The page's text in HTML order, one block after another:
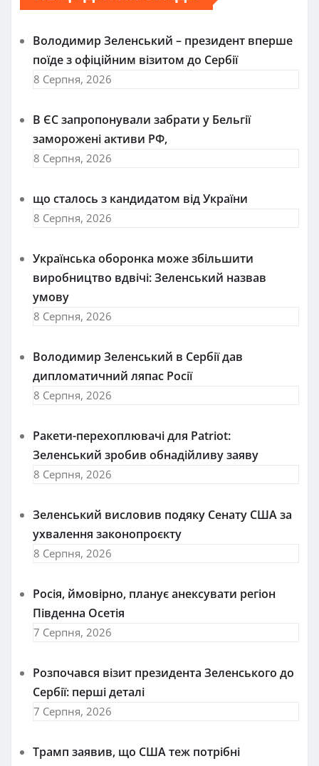
Володимир Зеленський – президент вперше
поїде з офіційним візитом до Сербії
8 Серпня, 2026
В ЄС запропонували забрати у Бельгії
заморожені активи РФ,
8 Серпня, 2026
що сталось з кандидатом від України
8 Серпня, 2026
Українська оборонка може збільшити
виробництво вдвічі: Зеленський назвав
умову
8 Серпня, 2026
Володимир Зеленський в Сербії дав
дипломатичний ляпас Росії
8 Серпня, 2026
Ракети-перехоплювачі для Patriot:
Зеленський зробив обнадійливу заяву
8 Серпня, 2026
Зеленський висловив подяку Сенату США за
ухвалення законопроєкту
8 Серпня, 2026
Росія, ймовірно, планує анексувати регіон
Південна Осетія
7 Серпня, 2026
Розпочався візит президента Зеленського до
Сербії: перші деталі
7 Серпня, 2026
Трамп заявив, що США теж потрібні